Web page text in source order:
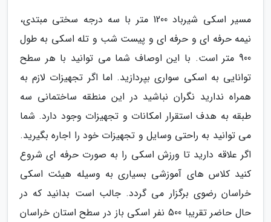
مسیر اسکی شیرباد 1200 متر با سه درجه سختی مبتدی،
نیمه حرفه ای و حرفه ای و پیست شب و تله اسکی به طول
900 متر است. با این اوصاف شما می توانید با هر سطح
توانایی به اسکی سواری بپردازید. اما اگر تجهیزات لازم به
همراه ندارید نگران نباشید در این منطقه ساختمانی سه
طبقه به هدف استقرار امکانات و تجهیزات وجود دارد. شما
می توانید به راحتی وسایل و تجهیزات خود را اجاره بگیرید.
اگر علاقه دارید تا ورزش اسکی را به صورت حرفه ای شروع
کنید کلاس های آموزشی بسیاری به وسیله هیئت اسکی
خراسان رضوی برگزار می گردد. جالب است بدانید که در
حال حاضر تقریبا 500 نفر اسکی باز در سطح استان خراسان